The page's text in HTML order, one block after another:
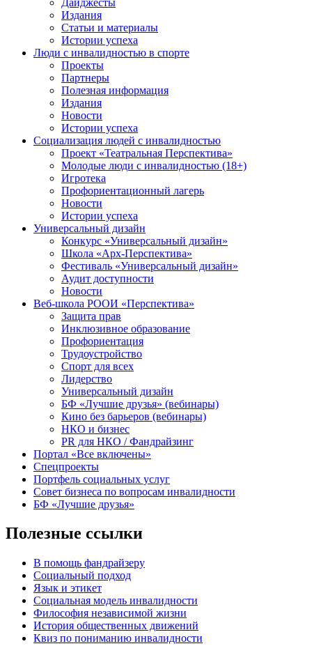
Издания
Статьи и материалы
Истории успеха
Люди с инвалидностью в спорте
Проекты
Партнеры
Полезная информация
Издания
Новости
Истории успеха
Социализация людей с инвалидностью
Проект «Театральная Перспектива»
Молодые люди с инвалидностью (18+)
Игротека
Профориентационный лагерь
Новости
Истории успеха
Универсальный дизайн
Конкурс «Универсальный дизайн»
Школа «Арх-Перспектива»
Фестиваль «Универсальный дизайн»
Аудит доступности
Новости
Веб-школа РООИ «Перспектива»
Защита прав
Инклюзивное образование
Профориентация
Трудоустройство
Спорт для всех
Лидерство
Универсальный дизайн
БФ «Лучшие друзья» (вебинары)
Кино без барьеров (вебинары)
НКО и бизнес
PR для НКО / Фандрайзинг
Портал «Все включены»
Спецпроекты
Портфель социальных услуг
Совет бизнеса по вопросам инвалидности
БФ «Лучшие друзья»
Полезные ссылки
В помощь фандрайзеру
Социальный подход
Язык и этикет
Социальная модель инвалидности
Философия независимой жизни
История общественных движений
Квиз по пониманию инвалидности